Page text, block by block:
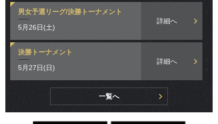
男女予選リーグ/決勝トーナメント
5月26日(土)
詳細へ
決勝トーナメント
5月27日(日)
詳細へ
一覧へ